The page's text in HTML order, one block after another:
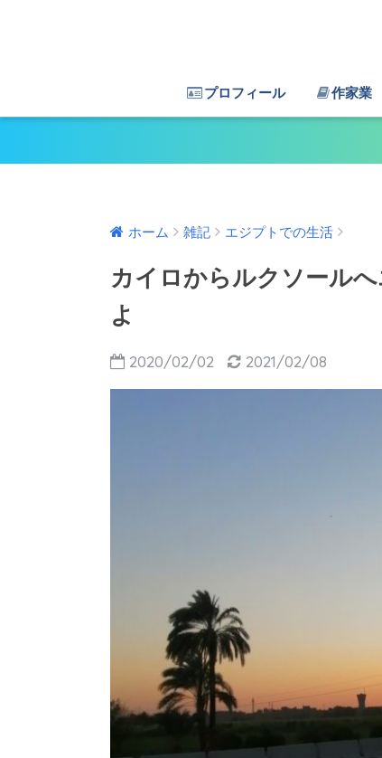
プロフィール 作家業
ホーム 雑記 エジプトでの生活
カイロからルクソール
よ
2020/02/02 2021/02/08